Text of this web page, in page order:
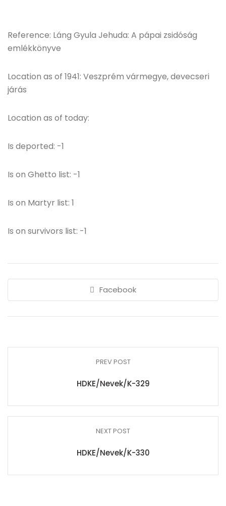
Reference: Láng Gyula Jehuda: A pápai zsidóság
emlékkönyve
Location as of 1941: Veszprém vármegye, devecseri
járás
Location as of today:
Is deported: -1
Is on Ghetto list: -1
Is on Martyr list: 1
Is on survivors list: -1
Facebook
PREV POST
HDKE/Nevek/K-329
NEXT POST
HDKE/Nevek/K-330